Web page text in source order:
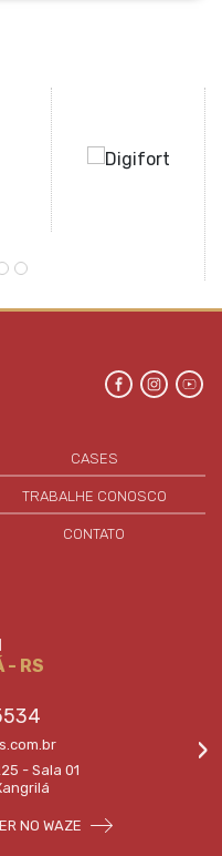
CASES
TRABALHE CONOSCO
CONTATO
- RS
- Sala 01
NO WAZE
›